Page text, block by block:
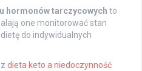
hormonów tarczycowych to
one monitorować stan
do indywidualnych
dieta keto a niedoczynność